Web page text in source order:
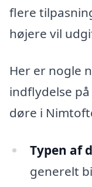
flere
højere vil
Her er nogle
indflydelse
døre i
Typen af
generelt